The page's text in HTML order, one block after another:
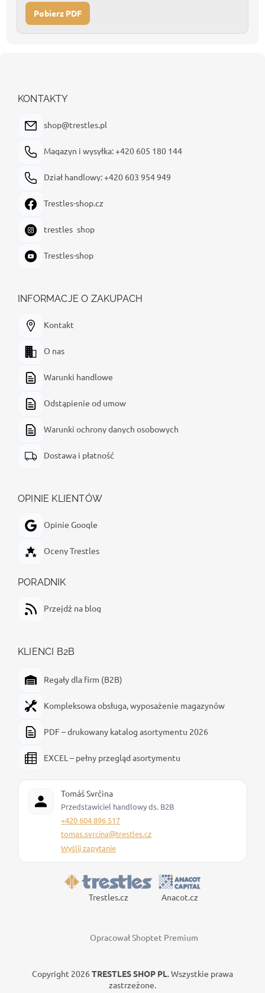
Pobierz PDF
KONTAKTY
shop@trestles.pl
Magazyn i wysyłka: +420 605 180 144
Dział handlowy: +420 603 954 949
Trestles-shop.cz
trestles_shop
Trestles-shop
INFORMACJE O ZAKUPACH
Kontakt
O nas
Warunki handlowe
Odstąpienie od umow
Warunki ochrony danych osobowych
Dostawa i płatność
OPINIE KLIENTÓW
Opinie Google
Oceny Trestles
PORADNIK
Przejdź na blog
KLIENCI B2B
Regały dla firm (B2B)
Kompleksowa obsługa, wyposażenie magazynów
PDF – drukowany katalog asortymentu 2026
EXCEL – pełny przegląd asortymentu
Tomáš Svrčina
Przedstawiciel handlowy ds. B2B
+420 604 896 517
tomas.svrcina@trestles.cz
Wyślij zapytanie
Trestles.cz Anacot.cz
Opracował Shoptet Premium
Copyright 2026 TRESTLES SHOP PL . Wszystkie prawa
zastrzeżone.